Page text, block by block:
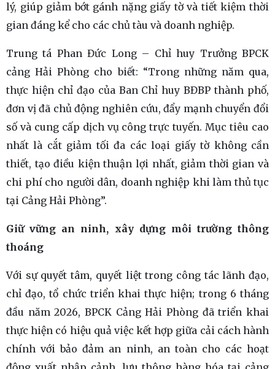
lý, giúp giảm bớt gánh nặng giấy tờ và tiết kiệm thời
gian đáng kể cho các chủ tàu và doanh nghiệp.
Trung tá Phan Đức Long – Chỉ huy Trưởng BPCK
cảng Hải Phòng cho biết: “Trong những năm qua,
thực hiện chỉ đạo của Ban Chỉ huy BĐBP thành phố,
đơn vị đã chủ động nghiên cứu, đẩy mạnh chuyển đổi
số và cung cấp dịch vụ công trực tuyến. Mục tiêu cao
nhất là cắt giảm tối đa các loại giấy tờ không cần
thiết, tạo điều kiện thuận lợi nhất, giảm thời gian và
chi phí cho người dân, doanh nghiệp khi làm thủ tục
tại Cảng Hải Phòng”.
Giữ vững an ninh, xây dựng môi trường thông
thoáng
Với sự quyết tâm, quyết liệt trong công tác lãnh đạo,
chỉ đạo, tổ chức triển khai thực hiện; trong 6 tháng
đầu năm 2026, BPCK Cảng Hải Phòng đã triển khai
thực hiện có hiệu quả việc kết hợp giữa cải cách hành
chính với bảo đảm an ninh, an toàn cho các hoạt